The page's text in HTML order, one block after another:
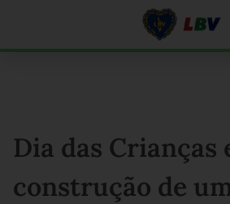
Dia das Crianças
construção de